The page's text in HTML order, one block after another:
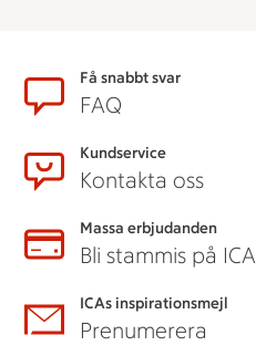
SidfotFå snabbt svar
FAQ
Kundservice
Kontakta oss
Massa erbjudanden
Bli stammis på ICA
ICAs inspirationsmejl
Prenumerera